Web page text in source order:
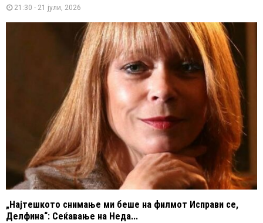
21:30 - 21 јули, 2026
„Најтешкото снимање ми беше на филмот Исправи се,
Делфина“: Сеќавање на Неда...